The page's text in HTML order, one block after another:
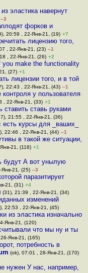
эластика навернут
–3
форков и
20:59 , 22-Янв-21, (19) +7
лицензию того,
, 22-Янв-21, (23) –1
, 22-Янв-21, (26) +2
you make the functionality
(27) +1
лицензии того, и в той
22:43 , 22-Янв-21, (43) –1
у пользователя
, 22-Янв-21, (33) +1
ставить ставь руками
21:55 , 22-Янв-21, (36)
курсы для _ваших_
22:46 , 22-Янв-21, (44) –1
в такой же ситуации,
21, (118) +1
будут А вот унылую
Янв-21, (25) –3
паразитирует
21, (31) +4
(31), 21:39 , 22-Янв-21, (34)
изменений
22:53 , 22-Янв-21, (45)
из эластика изначально
Янв-21, (120)
что мы ну и ты
Янв-21, (165)
потребность в
(ok), 07:01 , 28-Янв-21, (170)
нужен У нас, например,